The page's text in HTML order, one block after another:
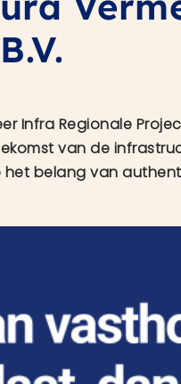
Infra Regionale
van de
belang van